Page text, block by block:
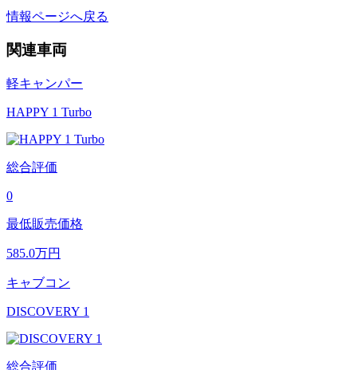
情報ページへ戻る
関連車両
軽キャンパー
HAPPY 1 Turbo
総合評価
0
最低販売価格
585.0万円
キャブコン
DISCOVERY 1
総合評価